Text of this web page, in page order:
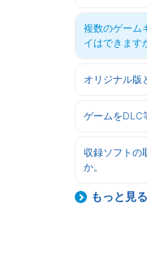
複数のゲーム
イはできます
オリジナル版
ゲームをDLC
収録ソフトの
か。
もっと見る